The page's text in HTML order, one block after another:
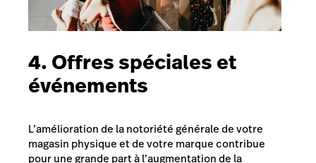
4. Offres spéciales et
événements
L’amélioration de la notoriété générale de votre
magasin physique et de votre marque contribue
pour une grande part à l’augmentation de la